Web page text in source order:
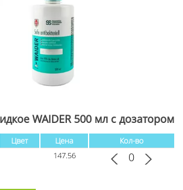
WAIDER 500 мл с дозатором
Цвет Цена
Кол-во
147.56